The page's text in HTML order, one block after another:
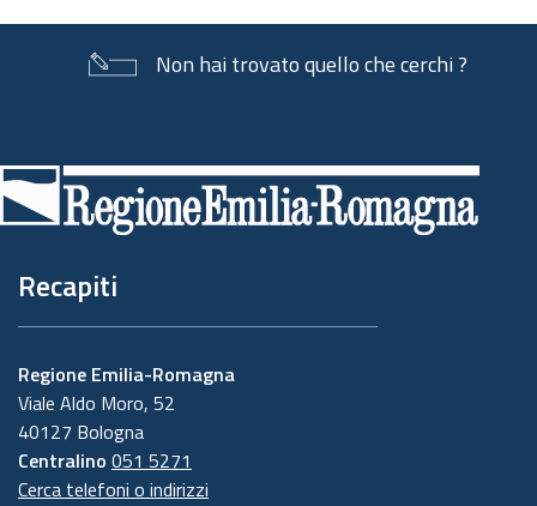
Non hai trovato quello che cerchi ?
di
pagina
Recapiti
Regione Emilia-Romagna
Viale Aldo Moro, 52
40127 Bologna
Centralino 051 5271
Cerca telefoni o indirizzi